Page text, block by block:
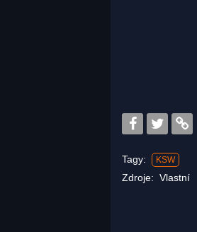
Tagy: KSW
Zdroje: Vlastní